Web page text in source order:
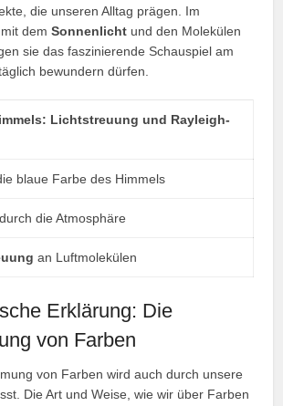
die unseren Alltag prägen. Im
mit demSonnenlicht und den Molekülen
sie das faszinierende Schauspiel am
bewundern dürfen.
Lichtstreuung und Rayleigh-
blaue Farbe des Himmels
die Atmosphäre
an Luftmolekülen
Erklärung: Die
von Farben
von Farben wird auch durch unsere
Die Art und Weise, wie wir über Farben